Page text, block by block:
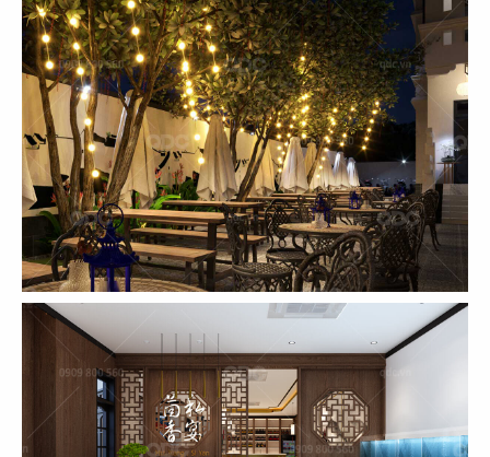
THIẾT KẾ VÀ THI CÔNG NHÀ HÀNG
HOA ĂN ĐƯỢC PHÚC PARADISE
DIMSUM – HOTPOT & BBQ
Chủ đầu tư: Công ty TNHH Ăn Được Phúc Việt